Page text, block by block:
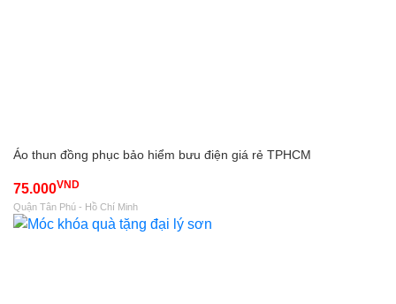
Áo thun đồng phục bảo hiểm bưu điện giá rẻ TPHCM
75.000VND
Quận Tân Phú - Hồ Chí Minh